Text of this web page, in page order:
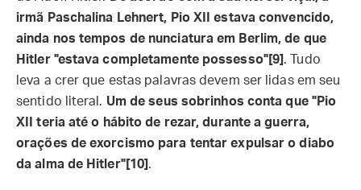
irmã Paschalina Lehnert, Pio XII estava convencido,
ainda nos tempos de nunciatura em Berlim, de que
Hitler "estava completamente possesso"[9] . Tudo
leva a crer que estas palavras devem ser lidas em seu
sentido literal. Um de seus sobrinhos conta que "Pio
XII teria até o hábito de rezar, durante a guerra,
orações de exorcismo para tentar expulsar o diabo
da alma de Hitler"[10] .